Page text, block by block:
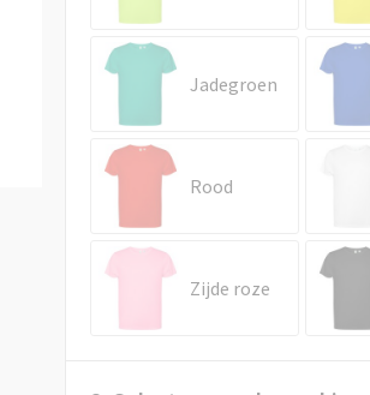
Jadegroen
Rood
Zijde roze